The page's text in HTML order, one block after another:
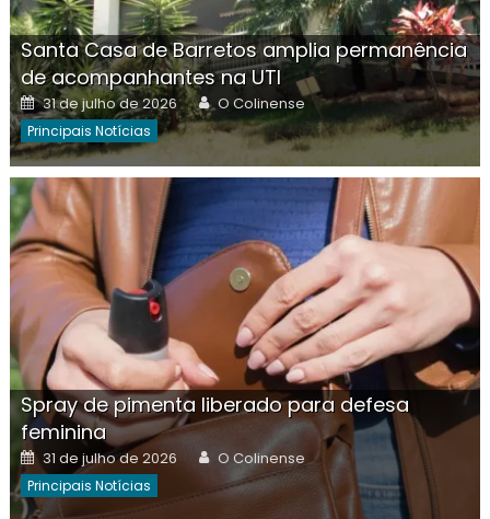
Santa Casa de Barretos amplia permanência
de acompanhantes na UTI
Posted
on
31 de julho de 2026 Author
O Colinense
Principais Notícias
Spray de pimenta liberado para defesa
feminina
Posted
on
31 de julho de 2026 Author
O Colinense
Principais Notícias